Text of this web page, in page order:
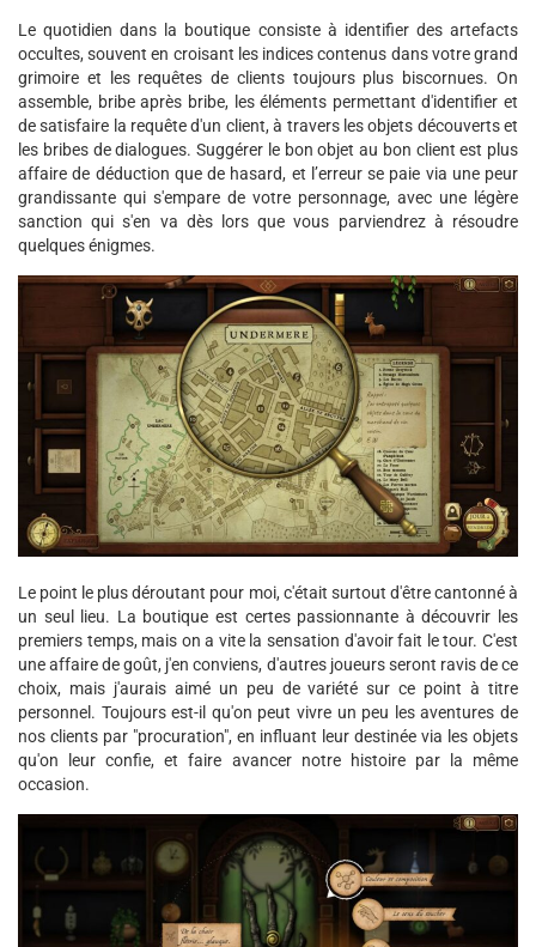
Le quotidien dans la boutique consiste à identifier des artefacts
occultes, souvent en croisant les indices contenus dans votre grand
grimoire et les requêtes de clients toujours plus biscornues. On
assemble, bribe après bribe, les éléments permettant d'identifier et
de satisfaire la requête d'un client, à travers les objets découverts et
les bribes de dialogues. Suggérer le bon objet au bon client est plus
affaire de déduction que de hasard, et l’erreur se paie via une peur
grandissante qui s'empare de votre personnage, avec une légère
sanction qui s'en va dès lors que vous parviendrez à résoudre
quelques énigmes.
Le point le plus déroutant pour moi, c'était surtout d'être cantonné à
un seul lieu. La boutique est certes passionnante à découvrir les
premiers temps, mais on a vite la sensation d'avoir fait le tour. C'est
une affaire de goût, j'en conviens, d'autres joueurs seront ravis de ce
choix, mais j'aurais aimé un peu de variété sur ce point à titre
personnel. Toujours est-il qu'on peut vivre un peu les aventures de
nos clients par "procuration", en influant leur destinée via les objets
qu'on leur confie, et faire avancer notre histoire par la même
occasion.